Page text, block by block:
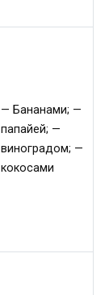
— Бананами; —
папайей; —
виноградом; —
кокосами